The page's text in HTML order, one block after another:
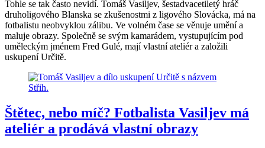
Tohle se tak často nevidí. Tomáš Vasiljev, šestadvacetiletý hráč
druholigového Blanska se zkušenostmi z ligového Slovácka, má na
fotbalistu neobvyklou zálibu. Ve volném čase se věnuje umění a
maluje obrazy. Společně se svým kamarádem, vystupujícím pod
uměleckým jménem Fred Gulé, mají vlastní ateliér a založili
uskupení Určitě.
Štětec, nebo míč? Fotbalista Vasiljev má
ateliér a prodává vlastní obrazy